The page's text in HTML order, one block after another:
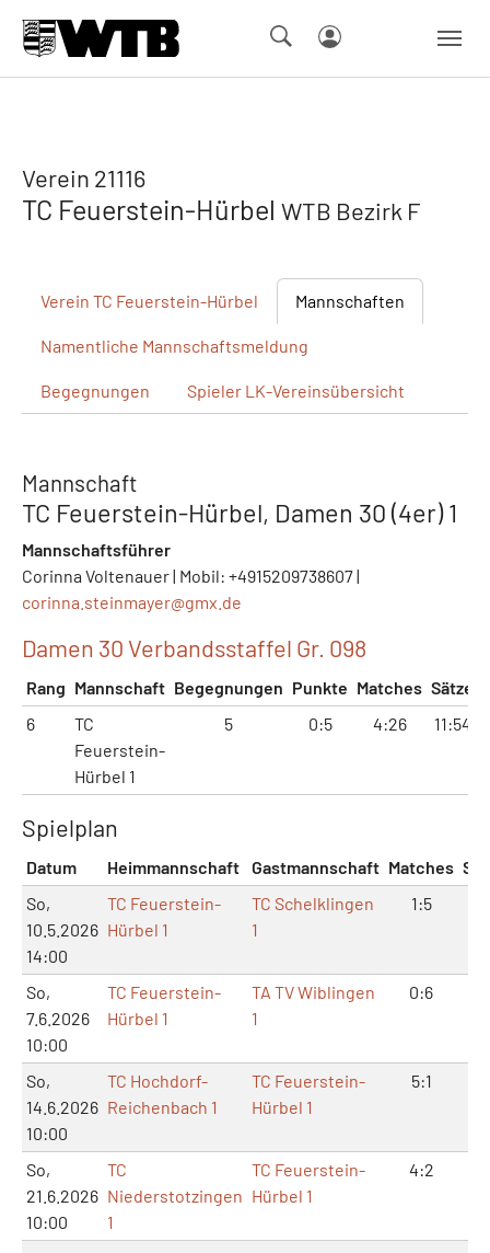
Verein 21116
TC Feuerstein-Hürbel WTB Bezirk F
Verein TC Feuerstein-Hürbel Mannschaften
Namentliche Mannschaftsmeldung
Begegnungen Spieler LK-Vereinsübersicht
Mannschaft
TC Feuerstein-Hürbel, Damen 30 (4er) 1
Mannschaftsführer
Corinna Voltenauer | Mobil: +4915209738607 |
corinna.steinmayer@gmx.de
Damen 30 Verbandsstaffel Gr. 098
Rang Mannschaft Begegnungen Punkte Matches Sätze
6
TC
Feuerstein-
Hürbel 1
5 0:5 4:26 11:54
Spielplan
Datum Heimmannschaft Gastmannschaft Matches
So,
10.5.2026
14:00
TC Feuerstein-
Hürbel 1
TC Schelklingen
1
1:5
So,
7.6.2026
10:00
TC Feuerstein-
Hürbel 1
TA TV Wiblingen
1
0:6
So,
14.6.2026
10:00
TC Hochdorf-
Reichenbach 1
TC Feuerstein-
Hürbel 1
5:1
So,
21.6.2026
10:00
TC
Niederstotzingen
1
TC Feuerstein-
Hürbel 1
4:2